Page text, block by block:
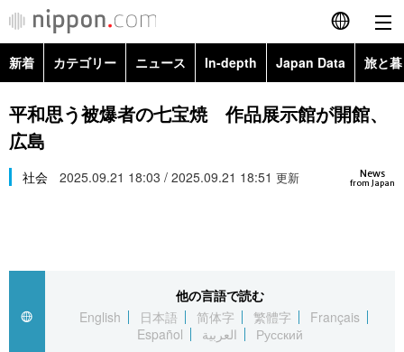
English
简体字
Русский
カテゴリー
経済・ビジネス
国際
トップ
アーカイブ
In-depth
Japan Data
新着 カテゴリー ニュース In-depth Japan Data 旅と
政治・外交
経済・ビジネス
Topics
平和思う被爆者の七宝焼 作品展示館が開館、
広島
News
from Japan
社会 2025.09.21 18:03 / 2025.09.21 18:51 更新
他の言語で読む
English
日本語 简体字 繁體字
Français
Español
العربية Русский